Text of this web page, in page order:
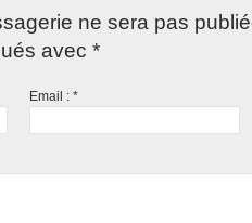
ne sera pas
avec *
Email :*